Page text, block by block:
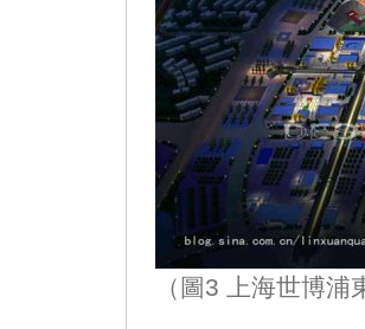
（圖3 上海世博